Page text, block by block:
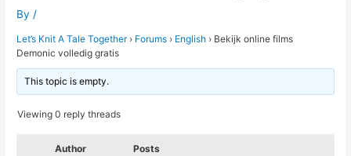
By /
Let’s Knit A Tale Together › Forums › English › Bekijk online films
Demonic volledig gratis
This topic is empty.
Viewing 0 reply threads
Author Posts